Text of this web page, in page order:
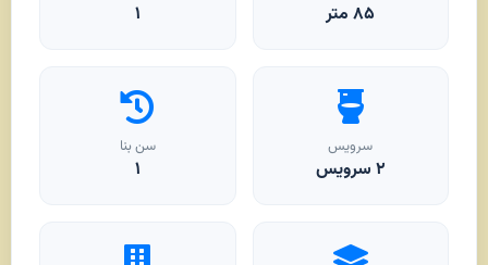
۸۵متر ۱
سرویس
۲ سرویس
سن بنا
۱